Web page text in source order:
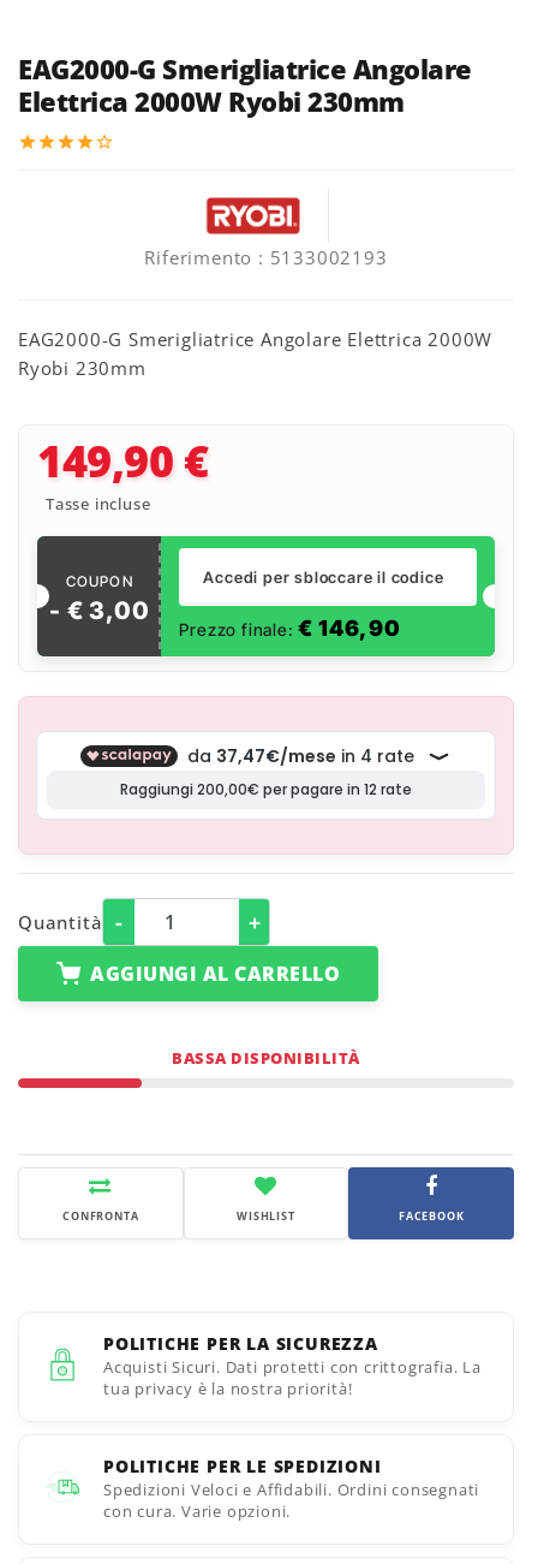
EAG2000-G Smerigliatrice Angolare
Elettrica 2000W Ryobi 230mm
starstarstarstarstar_border
Riferimento : 5133002193
EAG2000-G Smerigliatrice Angolare Elettrica 2000W
Ryobi 230mm
149,90 €
Tasse incluse
COUPON
- €3,00
Accedi per sbloccare il codice
Prezzo finale:€146,90
Quantità - +
AGGIUNGI AL CARRELLO
BASSA DISPONIBILITÀ
CONFRONTA WISHLIST FACEBOOK
POLITICHE PER LA SICUREZZA
Acquisti Sicuri. Dati protetti con crittografia. La
tua privacy è la nostra priorità!
POLITICHE PER LE SPEDIZIONI
Spedizioni Veloci e Affidabili. Ordini consegnati
con cura. Varie opzioni.